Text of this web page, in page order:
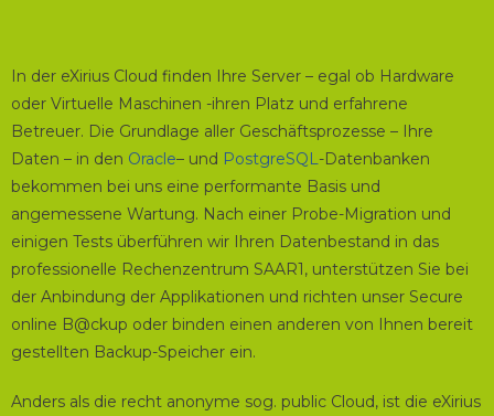
In der eXirius Cloud finden Ihre Server – egal ob Hardware
oder Virtuelle Maschinen -ihren Platz und erfahrene
Betreuer. Die Grundlage aller Geschäftsprozesse – Ihre
Daten – in den Oracle– und PostgreSQL-Datenbanken
bekommen bei uns eine performante Basis und
angemessene Wartung. Nach einer Probe-Migration und
einigen Tests überführen wir Ihren Datenbestand in das
professionelle Rechenzentrum SAAR1, unterstützen Sie bei
der Anbindung der Applikationen und richten unser Secure
online B@ckup oder binden einen anderen von Ihnen bereit
gestellten Backup-Speicher ein.
Anders als die recht anonyme sog. public Cloud, ist die eXirius